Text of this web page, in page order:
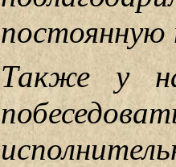
постоянную
Также у